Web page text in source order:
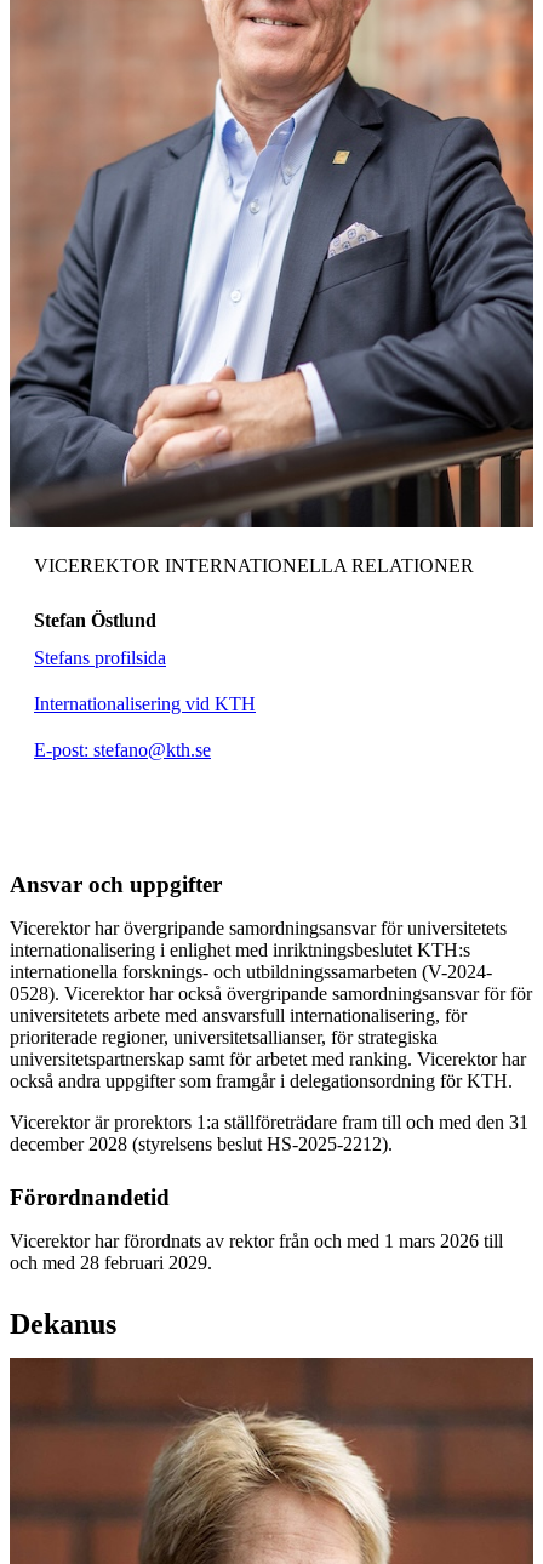
VICEREKTOR INTERNATIONELLA RELATIONER
Stefan Östlund
Stefans profilsida
Internationalisering vid KTH
E-post: stefano@kth.se
Ansvar och uppgifter
Vicerektor har övergripande samordningsansvar för universitetets
internationalisering i enlighet med inriktningsbeslutet KTH:s
internationella forsknings- och utbildningssamarbeten (V-2024-
0528). Vicerektor har också övergripande samordningsansvar för för
universitetets arbete med ansvarsfull internationalisering, för
prioriterade regioner, universitetsallianser, för strategiska
universitetspartnerskap samt för arbetet med ranking. Vicerektor har
också andra uppgifter som framgår i delegationsordning för KTH.
Vicerektor är prorektors 1:a ställföreträdare fram till och med den 31
december 2028 (styrelsens beslut HS-2025-2212).
Förordnandetid
Vicerektor har förordnats av rektor från och med 1 mars 2026 till
och med 28 februari 2029.
Dekanus